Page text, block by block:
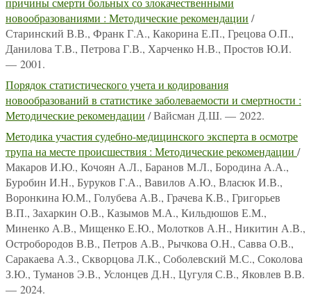
новообразованиями : Методические рекомендации /
Старинский В.В., Франк Г.А., Какорина Е.П., Грецова О.П.,
Данилова Т.В., Петрова Г.В., Харченко Н.В., Простов Ю.И.
— 2001.
Порядок статистического учета и кодирования
новообразований в статистике заболеваемости и смертности :
Методические рекомендации / Вайсман Д.Ш. — 2022.
Методика участия судебно-медицинского эксперта в осмотре
трупа на месте происшествия : Методические рекомендации /
Макаров И.Ю., Кочоян А.Л., Баранов М.Л., Бородина А.А.,
Буробин И.Н., Буруков Г.А., Вавилов А.Ю., Власюк И.В.,
Воронкина Ю.М., Голубева А.В., Грачева К.В., Григорьев
В.П., Захаркин О.В., Казымов М.А., Кильдюшов Е.М.,
Миненко А.В., Мищенко Е.Ю., Молотков А.Н., Никитин А.В.,
Остробородов В.В., Петров А.В., Рычкова О.Н., Савва О.В.,
Саракаева А.З., Скворцова Л.К., Соболевский М.С., Соколова
З.Ю., Туманов Э.В., Услонцев Д.Н., Цугуля С.В., Яковлев В.В.
— 2024.